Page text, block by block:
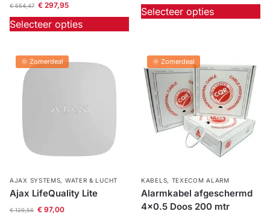
€554,47 €297,95
Selecteer opties
Selecteer opties
🌞 Zomerdeal
AJAX SYSTEMS, WATER & LUCHT
Ajax LifeQuality Lite
€129,56 €97,00
🌞 Zomerdeal
KABELS, TEXECOM ALARM
Alarmkabel afgeschermd
4×0.5 Doos 200 mtr